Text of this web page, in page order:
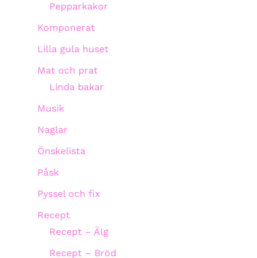
Pepparkakor
Komponerat
Lilla gula huset
Mat och prat
Linda bakar
Musik
Naglar
Önskelista
Påsk
Pyssel och fix
Recept
Recept – Älg
Recept – Bröd